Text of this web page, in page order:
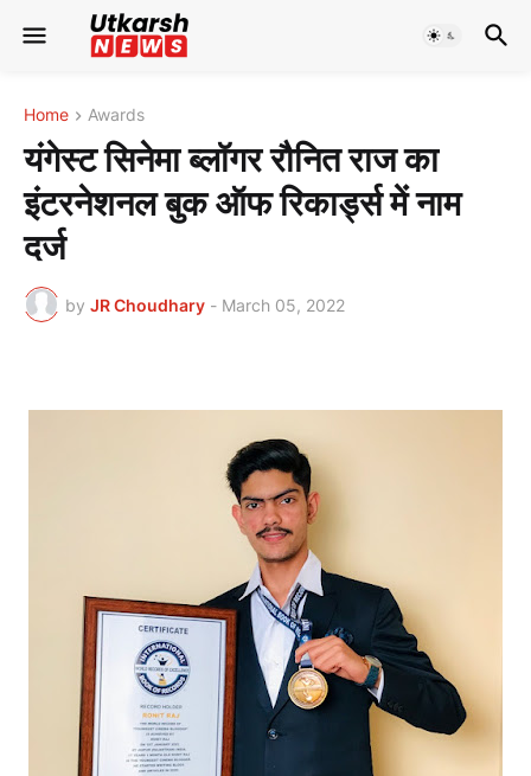
Home Awards
यंगेस्ट सिनेमा ब्लॉगर रौनित राज का
इंटरनेशनल बुक ऑफ रिकार्ड्स में नाम
दर्ज
by JR Choudhary - March 05, 2022